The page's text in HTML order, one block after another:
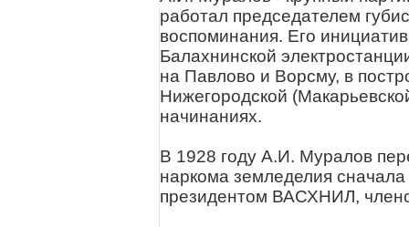
работал председателем
воспоминания. Его
Балахнинской
на Павлово и Ворсму, в
Нижегородской
начинаниях.
В 1928 году А.И. Муралов
наркома земледелия
президентом ВАСХНИЛ,